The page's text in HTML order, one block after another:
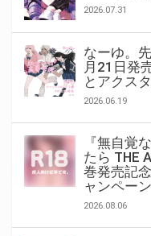
2026.07.31
なーゆ。
月21日発
とアクス
2026.06.19
『無自覚
たら THE
巻発売記
ャンペー
2026.08.06